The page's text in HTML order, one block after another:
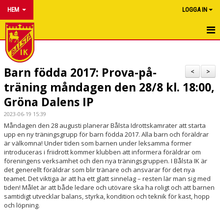
HEM LOGGA IN
HEM
NYHETER
OM KLUBBEN
FÖRENINGSINFO
KALENDER
SAMARBETA MED OSS
BÖRJA FRIIDROTTA
HALLBYGGE
>
<
Barn födda 2017: Prova-på-
träning måndagen den 28/8 kl. 18:00,
Gröna Dalens IP
2023-06-19 15:39
Måndagen den 28 augusti planerar Bålsta Idrottskamrater att starta
upp en ny träningsgrupp för barn födda 2017. Alla barn och föräldrar
är välkomna! Under tiden som barnen under leksamma former
introduceras i friidrott kommer klubben att informera föräldrar om
föreningens verksamhet och den nya träningsgruppen. I Bålsta IK är
det generellt föräldrar som blir tränare och ansvarar för det nya
teamet. Det viktiga är att ha ett glatt sinnelag – resten lär man sig med
tiden! Målet är att både ledare och utövare ska ha roligt och att barnen
samtidigt utvecklar balans, styrka, kondition och teknik för kast, hopp
och löpning.